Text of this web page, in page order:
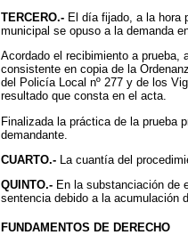
TERCERO.- El día fijado, a la hora
municipal se opuso a la demanda
Acordado el recibimiento a prueba,
consistente en copia de la
del Policía Local nº 277 y de los
resultado que consta en el acta.
Finalizada la práctica de la prueba
demandante.
CUARTO.- La cuantía del
QUINTO.- En la substanciación de
sentencia debido a la acumulación
FUNDAMENTOS DE DERECHO